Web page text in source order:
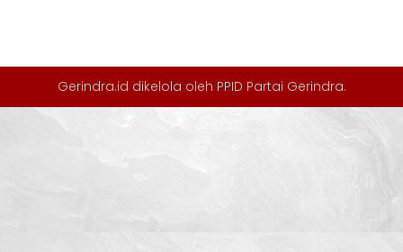
Gerindra.id dikelola oleh PPID Partai Gerindra.